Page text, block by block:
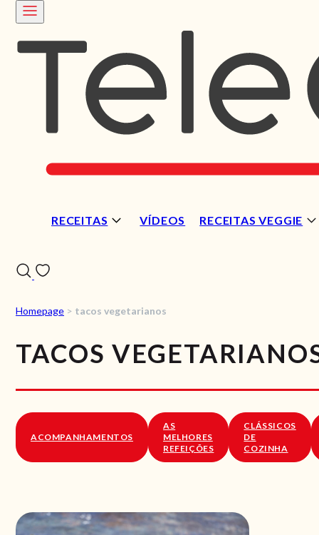
RECEITAS VÍDEOS RECEITAS VEGGIE
Homepage > tacos vegetarianos
TACOS
ACOMPANHAMENTOS
AS
MELHORES
REFEIÇÕES
CLÁSSICOS
DE
COZINHA